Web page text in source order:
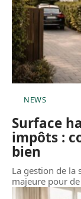
NEWS
Surface
impôts :
bien
La gestion de la
majeure pour